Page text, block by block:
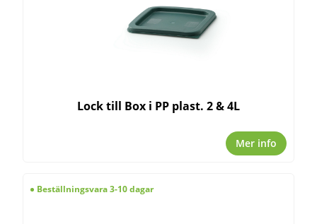
Lock till Box i PP plast. 2 & 4L
Mer info
Beställningsvara 3-10 dagar